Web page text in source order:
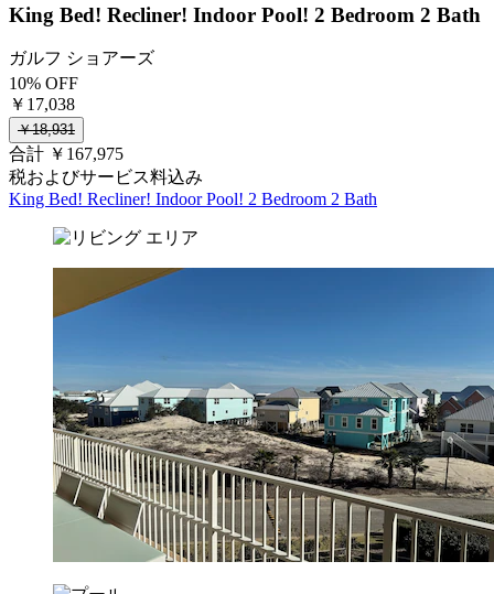
King Bed! Recliner! Indoor Pool! 2 Bedroom 2 Bath
ガルフ ショアーズ
10% OFF
￥17,038
￥18,931
合計 ￥167,975
税およびサービス料込み
King Bed! Recliner! Indoor Pool! 2 Bedroom 2 Bath